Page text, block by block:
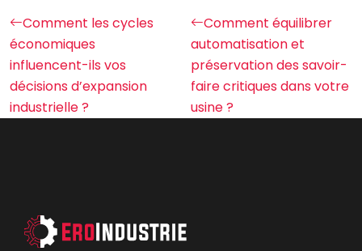
Comment les cycles
économiques
influencent-ils vos
décisions d’expansion
industrielle ?
Comment équilibrer
automatisation et
préservation des savoir-
faire critiques dans votre
usine ?